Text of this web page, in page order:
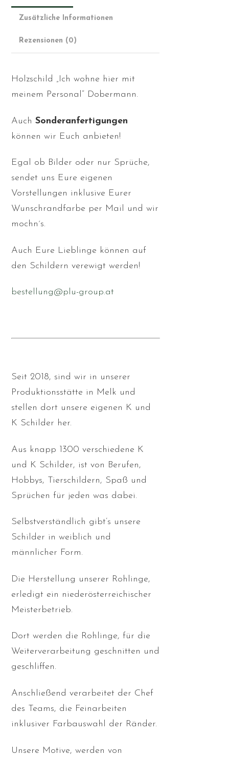
Zusätzliche Informationen
Rezensionen (0)
Holzschild „Ich wohne hier mit
meinem Personal“ Dobermann.
AuchSonderanfertigungen
können wir Euch anbieten!
Egal ob Bilder oder nur Sprüche,
sendet uns Eure eigenen
Vorstellungen inklusive Eurer
Wunschrandfarbe per Mail und wir
mochn´s.
Auch Eure Lieblinge können auf
den Schildern verewigt werden!
bestellung@plu-group.at
Seit 2018, sind wir in unserer
Produktionsstätte in Melk und
stellen dort unsere eigenen K und
K Schilder her.
Aus knapp 1300 verschiedene K
und K Schilder, ist von Berufen,
Hobbys, Tierschildern, Spaß und
Sprüchen für jeden was dabei.
Selbstverständlich gibt’s unsere
Schilder in weiblich und
männlicher Form.
Die Herstellung unserer Rohlinge,
erledigt ein niederösterreichischer
Meisterbetrieb.
Dort werden die Rohlinge, für die
Weiterverarbeitung geschnitten und
geschliffen.
Anschließend verarbeitet der Chef
des Teams, die Feinarbeiten
inklusiver Farbauswahl der Ränder.
Unsere Motive, werden von